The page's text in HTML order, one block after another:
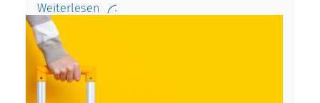
Weiterlesen